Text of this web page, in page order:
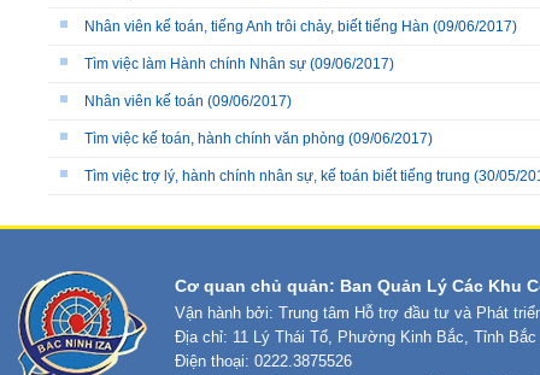
Nhân viên kế toán, tiếng Anh trôi chảy, biết tiếng Hàn (09/06/2017)
Tìm việc làm Hành chính Nhân sự (09/06/2017)
Nhân viên kế toán (09/06/2017)
Tìm việc kế toán, hành chính văn phòng (09/06/2017)
Tìm việc trợ lý, hành chính nhân sự, kế toán biết tiếng trung (30/05/
Cơ quan chủ quản: Ban Quản Lý Các Khu
Vận hành bởi: Trung tâm Hỗ trợ đầu tư và Phát
Địa chỉ: 11 Lý Thái Tổ, Phường Kinh Bắc, Tỉnh Bắc
Điện thoại: 0222.3875526